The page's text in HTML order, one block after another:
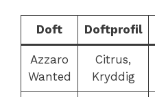
Doft Doftprofil
Azzaro
Wanted
Citrus,
Kryddig